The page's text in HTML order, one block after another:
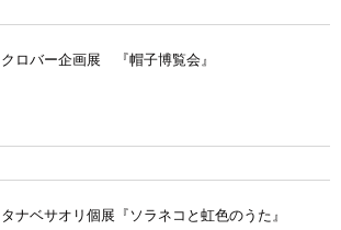
クロバー企画展 『帽子博覧会』
タナベサオリ個展『ソラネコと虹色のうた』